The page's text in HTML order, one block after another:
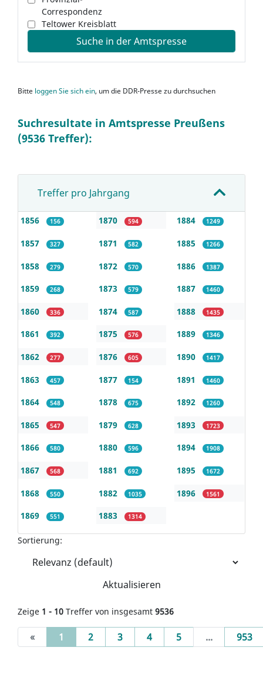
Correspondenz
Teltower Kreisblatt
Suche in der Amtspresse
Bitte loggen Sie sich ein, um die DDR-Presse zu durchsuchen
Suchresultate in Amtspresse Preußens
(9536 Treffer):
Treffer pro Jahrgang
1856 156
1857 327
1858 279
1859 268
1860 336
1861 392
1862 277
1863 457
1864 548
1865 547
1866 580
1867 568
1868 550
1869 551
1870 594
1871 582
1872 570
1873 579
1874 587
1875 576
1876 605
1877 154
1878 675
1879 628
1880 596
1881 692
1882 1035
1883 1314
1884 1249
1885 1266
1886 1387
1887 1460
1888 1435
1889 1346
1890 1417
1891 1460
1892 1260
1893 1723
1894 1908
1895 1672
1896 1561
Sortierung:
Aktualisieren
Zeige 1 - 10 Treffer von insgesamt 9536
« 1 (current)
2 3 4 5 ... 953